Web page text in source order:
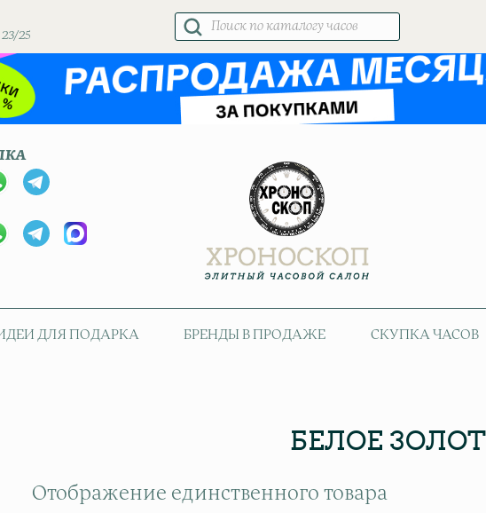
25
Поиск
товаров
ДЛЯ ПОДАРКА БРЕНДЫ В ПРОДАЖЕ СКУПКА ЧАСОВ
БЕЛОЕ
Отображение единственного товара